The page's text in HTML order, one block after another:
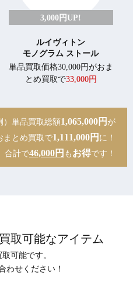
3,000円UP!
ルイヴィトン
モノグラム ストール
単品買取価格30,000円がおま
とめ買取で33,000円
）単品買取総額1,065,000円 が
まとめ買取で1,111,000円 に！
合計で46,000円 も お得です！
取可能なアイテム
可能です。
わせください！